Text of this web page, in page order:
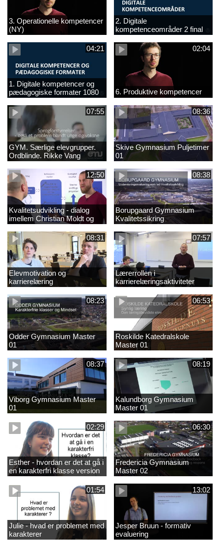
3. Operationelle kompetencer
(NY)
2. Digitale
kompetenceområder 2 final
(NY)
04:21
1. Digitale kompetencer og
pædagogiske formater 1080
final (ny)
02:04
6. Produktive kompetencer
07:55
GYM. Særlige elevgrupper.
Ordblinde. Rikke Vang
08:36
Skive Gymnasium Puljetimer
01
12:50
Kvalitetsudvikling - dialog
imellem Christian Moldt og
Dennis Hellegaard
08:38
Borupgaard Gymnasium
Kvalitetssikring
08:31
Elevmotivation og
karrierelæring
07:57
Lærerrollen i
karrierelæringsaktiviteter
08:23
Odder Gymnasium Master
01
06:53
Roskilde Katedralskole
Master 01
08:37
Viborg Gymnasium Master
01
08:19
Kalundborg Gymnasium
Master 01
02:29
Esther - hvordan er det at gå i
en karakterfri klasse version
4
06:30
Fredericia Gymnasium
Master 02
01:54
Julie - hvad er problemet med
karakterer
13:02
Jesper Bruun - formativ
evaluering